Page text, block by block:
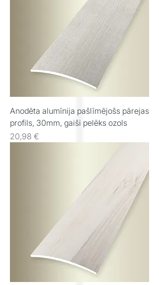
Anodēta alumīnija pašlīmējošs pārejas
profils, 30mm, gaiši pelēks ozols
Cena
20,98 €